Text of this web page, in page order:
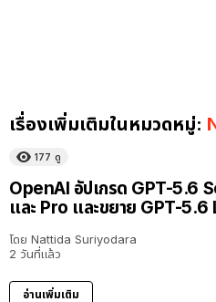
เรื่องเพิ่มเติมในหมวดหมู่:
177 ดู
OpenAI อัปเกรด GPT-5.6
และ Pro และขยาย GPT-5.6
โดย Nattida Suriyodara
2 วันที่แล้ว
อ่านเพิ่มเติม